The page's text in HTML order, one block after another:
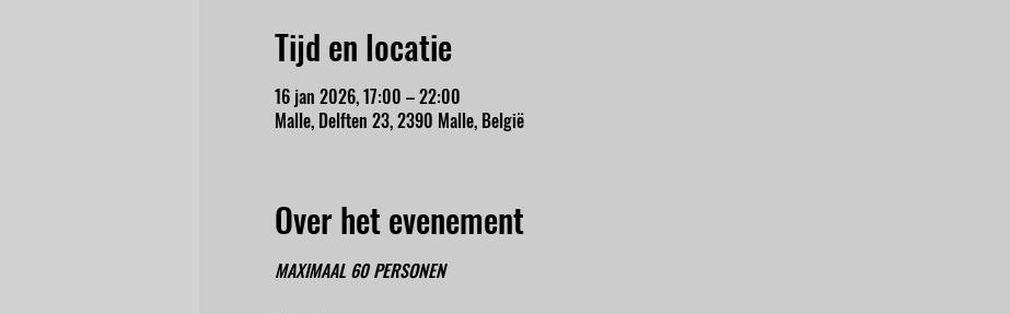
Tijd en locatie
16 jan 2026, 17:00 – 22:00
Malle, Delften 23, 2390 Malle, België
Over het evenement
MAXIMAAL 60 PERSONEN